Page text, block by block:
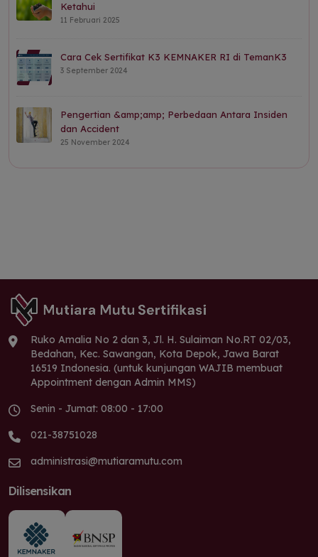
Ketahui
11 Februari 2025
Cara Cek Sertifikat K3 KEMNAKER RI di TemanK3
3 September 2024
Pengertian &amp;amp; Perbedaan Antara Insiden
dan Accident
25 November 2024
Ruko Amalia No 2 dan 3, Jl. H. Sulaiman No.RT 02/03,
Bedahan, Kec. Sawangan, Kota Depok, Jawa Barat
16519 Indonesia. (untuk kunjungan WAJIB membuat
Appointment dengan Admin MMS)
Senin - Jumat: 08:00 - 17:00
021-38751028
administrasi@mutiaramutu.com
Dilisensikan